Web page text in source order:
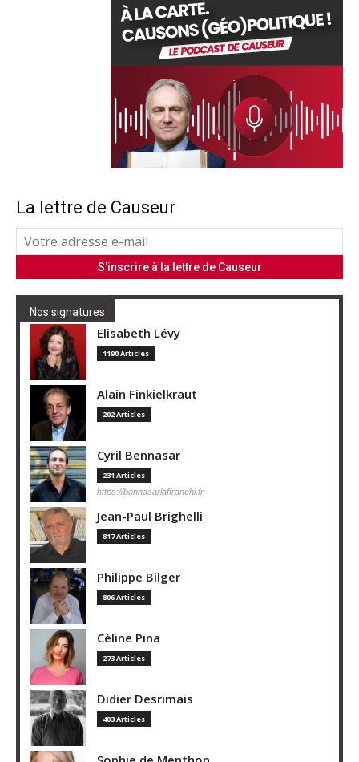
La lettre de Causeur
Nos signatures
Elisabeth Lévy
1190 Articles
Alain Finkielkraut
202 Articles
Cyril Bennasar
231 Articles
https://bennasarlaffranchi.fr
Jean-Paul Brighelli
817 Articles
Philippe Bilger
806 Articles
Céline Pina
273 Articles
Didier Desrimais
403 Articles